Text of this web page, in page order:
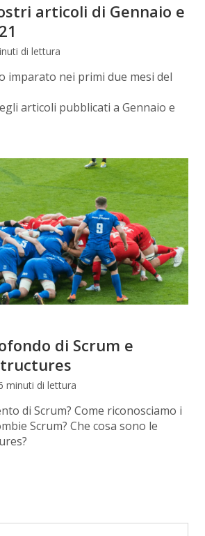
articoli di Gennaio e
di lettura
imparato nei primi due mesi del
articoli pubblicati a Gennaio e
di Scrum e
minuti di lettura
di Scrum? Come riconosciamo i
Scrum? Che cosa sono le